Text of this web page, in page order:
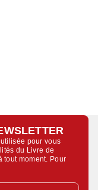
pour vous
du Livre de
tout moment. Pour